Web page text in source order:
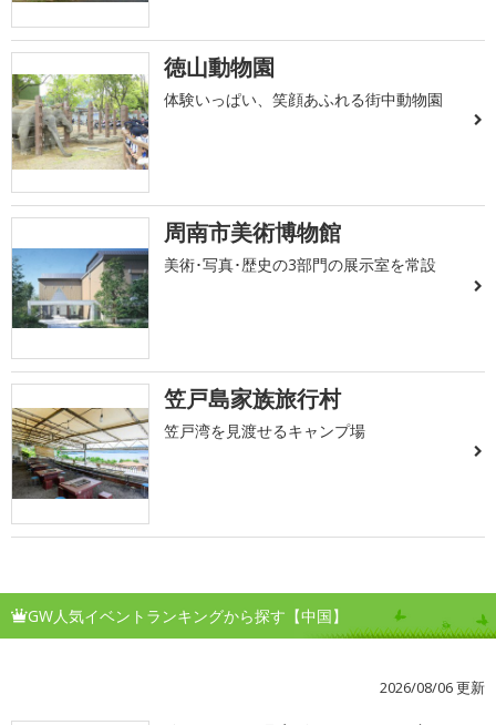
徳山動物園
体験いっぱい、笑顔あふれる街中動物園
周南市美術博物館
美術･写真･歴史の3部門の展示室を常設
笠戸島家族旅行村
笠戸湾を見渡せるキャンプ場
GW人気イベントランキングから探す【中国】
2026/08/06 更新